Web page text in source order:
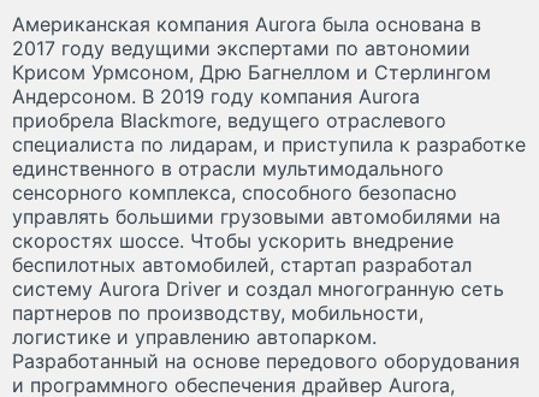
Американская компания Aurora была основана в
2017 году ведущими экспертами по автономии
Крисом Урмсоном, Дрю Багнеллом и Стерлингом
Андерсоном. В 2019 году компания Aurora
приобрела Blackmore, ведущего отраслевого
специалиста по лидарам, и приступила к разработке
единственного в отрасли мультимодального
сенсорного комплекса, способного безопасно
управлять большими грузовыми автомобилями на
скоростях шоссе. Чтобы ускорить внедрение
беспилотных автомобилей, стартап разработал
систему Aurora Driver и создал многогранную сеть
партнеров по производству, мобильности,
логистике и управлению автопарком.
Разработанный на основе передового оборудования
и программного обеспечения драйвер Aurora,